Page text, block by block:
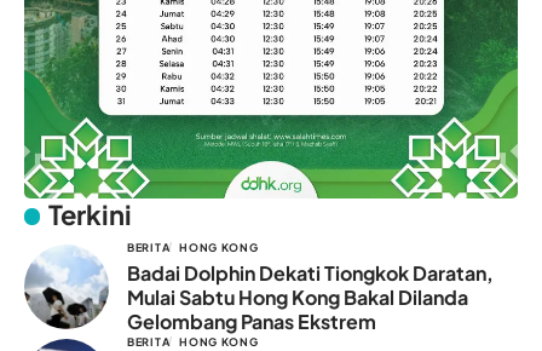
Terkini
BERITA HONG KONG
Badai Dolphin Dekati Tiongkok Daratan,
Mulai Sabtu Hong Kong Bakal Dilanda
Gelombang Panas Ekstrem
BERITA HONG KONG